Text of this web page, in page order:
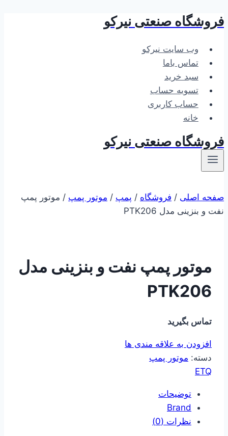
بازگشت
محتوا
فروشگاه صنعتی نیرکو
وب سایت نیرکو
تماس باما
سبد خرید
تسویه حساب
حساب کاربری
خانه
فروشگاه صنعتی نیرکو
صفحه اصلی / فروشگاه / پمپ / موتور پمپ / موتور پمپ
نفت و بنزینی مدل PTK206
موتور پمپ نفت و بنزینی مدل
PTK206
تماس بگیرید
افزودن به علاقه مندی ها
دسته: موتور پمپ
ETQ
توضیحات
Brand
نظرات (0)